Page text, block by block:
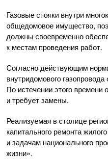
Газовые стояки внутри
общедомовое имущество,
должны своевременно
к местам проведения работ.
Согласно действующим
внутридомового
По истечении этого времени
и требует замены.
Реализуемая в столице
капитального ремонта
и задачам национального
жизни».